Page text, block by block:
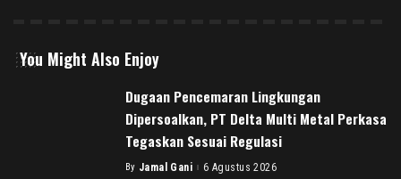
You Might Also Enjoy
Dugaan Pencemaran Lingkungan
Dipersoalkan, PT Delta Multi Metal Perkasa
Tegaskan Sesuai Regulasi
Posted
By Jamal Gani 6 Agustus 2026